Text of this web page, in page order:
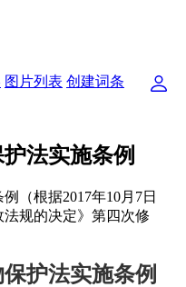
图片列表 创建词条
法实施条例
（根据2017年10月7日
法规的决定》第四次修
护法实施条例